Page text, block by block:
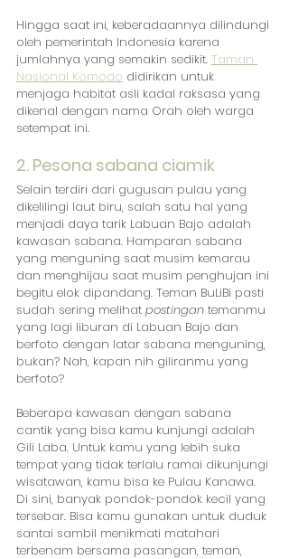
Hingga saat ini, keberadaannya dilindungi
oleh pemerintah Indonesia karena
jumlahnya yang semakin sedikit. Taman
Nasional Komodo didirikan untuk
menjaga habitat asli kadal raksasa yang
dikenal dengan nama Orah oleh warga
setempat ini.
2. Pesona sabana ciamik
Selain terdiri dari gugusan pulau yang
dikelilingi laut biru, salah satu hal yang
menjadi daya tarik Labuan Bajo adalah
kawasan sabana. Hamparan sabana
yang menguning saat musim kemarau
dan menghijau saat musim penghujan ini
begitu elok dipandang. Teman BuLiBi pasti
sudah sering melihat postingan temanmu
yang lagi liburan di Labuan Bajo dan
berfoto dengan latar sabana menguning,
bukan? Nah, kapan nih giliranmu yang
berfoto?
Beberapa kawasan dengan sabana
cantik yang bisa kamu kunjungi adalah
Gili Laba. Untuk kamu yang lebih suka
tempat yang tidak terlalu ramai dikunjungi
wisatawan, kamu bisa ke Pulau Kanawa.
Di sini, banyak pondok-pondok kecil yang
tersebar. Bisa kamu gunakan untuk duduk
santai sambil menikmati matahari
terbenam bersama pasangan, teman,